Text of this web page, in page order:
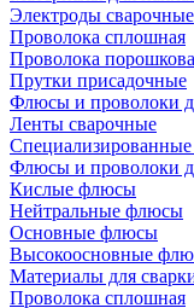
Электроды сварочные
Проволока сплошная
Проволока
Прутки присадочные
Флюсы и проволоки
Ленты сварочные
Флюсы и проволоки
Кислые флюсы
Нейтральные флюсы
Основные флюсы
Высокоосновные
Материалы для
Проволока сплошная